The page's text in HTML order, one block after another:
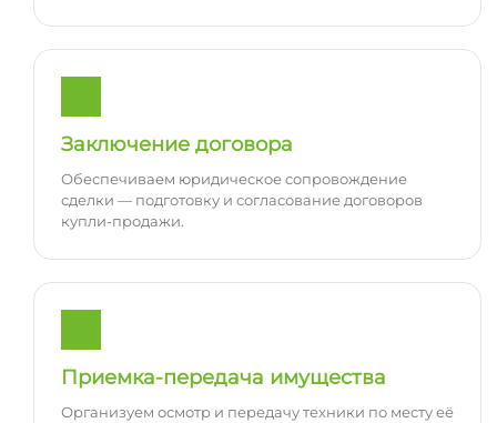
Заключение договора
Обеспечиваем юридическое сопровождение
сделки — подготовку и согласование договоров
купли-продажи.
Приемка-передача имущества
Организуем осмотр и передачу техники по месту её